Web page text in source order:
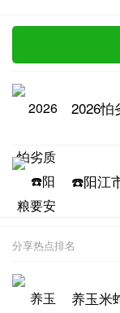
☎️阳江
分享热点排名
养玉米